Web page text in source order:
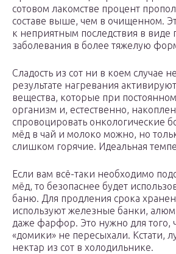
сотовом лакомстве процент
составе выше, чем в очищенном.
к неприятным последствия в виде
заболевания в более тяжелую
Сладость из сот ни в коем случае
результате нагревания
вещества, которые при
организм и, естественно,
спровоцировать онкологические
мёд в чай и молоко можно, но
слишком горячие. Идеальная
Если вам всё-таки необходимо
мёд, то безопаснее будет
баню. Для продления срока
используют железные банки,
даже фарфор. Это нужно для того,
«домики» не пересыхали. Кстати,
нектар из сот в холодильнике.